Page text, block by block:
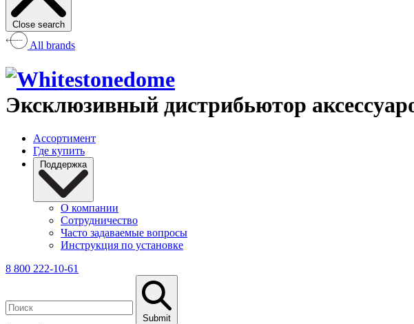
Close search
All brands
Эксклюзивный дистрибьютор
Ассортимент
Где купить
Поддержка
О компании
Сотрудничество
Часто задаваемые вопросы
Инструкция по установке
8 800 222-10-61
Submit